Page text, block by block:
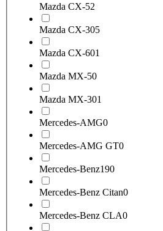
Mazda CX-52
Mazda CX-305
Mazda CX-601
Mazda MX-50
Mazda MX-301
Mercedes-AMG0
Mercedes-AMG GT0
Mercedes-Benz190
Mercedes-Benz Citan0
Mercedes-Benz CLA0